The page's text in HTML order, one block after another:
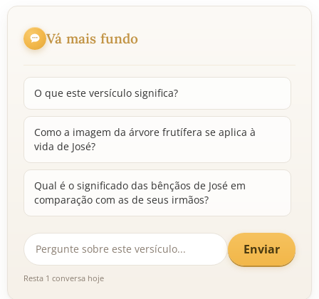
Vá mais fundo
O que este versículo significa?
Como a imagem da árvore frutífera se aplica à
vida de José?
Qual é o significado das bênçãos de José em
comparação com as de seus irmãos?
Enviar
Resta 1 conversa hoje